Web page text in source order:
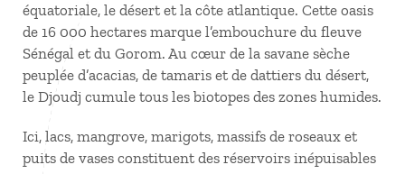
équatoriale, le désert et la côte atlantique. Cette oasis
de 16 000 hectares marque l’embouchure du fleuve
Sénégal et du Gorom. Au cœur de la savane sèche
peuplée d’acacias, de tamaris et de dattiers du désert,
le Djoudj cumule tous les biotopes des zones humides.
Ici, lacs, mangrove, marigots, massifs de roseaux et
puits de vases constituent des réservoirs inépuisables